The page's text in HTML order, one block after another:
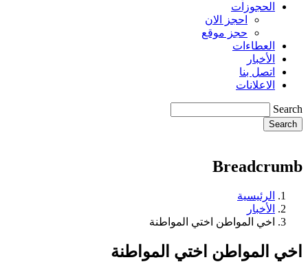
الحجوزات
احجز الان
حجز موقع
العطاءات
الأخبار
اتصل بنا
الاعلانات
Search
Breadcrumb
الرئيسية
الأخبار
اخي المواطن اختي المواطنة
اخي المواطن اختي المواطنة